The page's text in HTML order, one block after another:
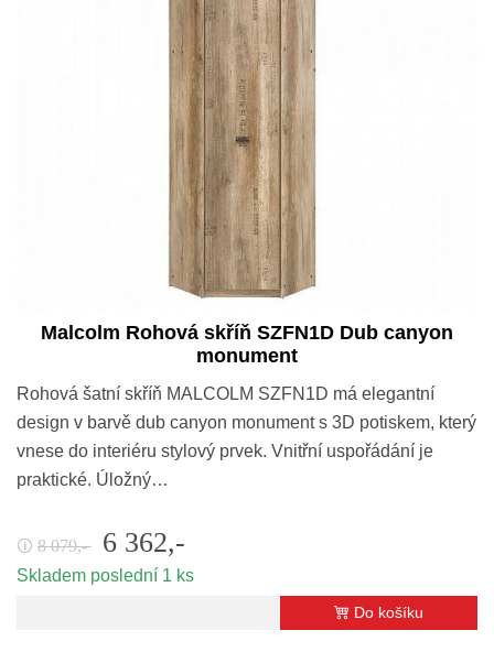
Malcolm Rohová skříň SZFN1D Dub canyon
monument
Rohová šatní skříň MALCOLM SZFN1D má elegantní
design v barvě dub canyon monument s 3D potiskem, který
vnese do interiéru stylový prvek. Vnitřní uspořádání je
praktické. Úložný…
🛈 8 079,- 6 362,-
Skladem poslední 1 ks
Do košíku